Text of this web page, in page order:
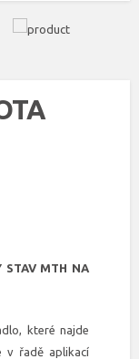
STAV MTH NA
které najde
v řadě aplikací